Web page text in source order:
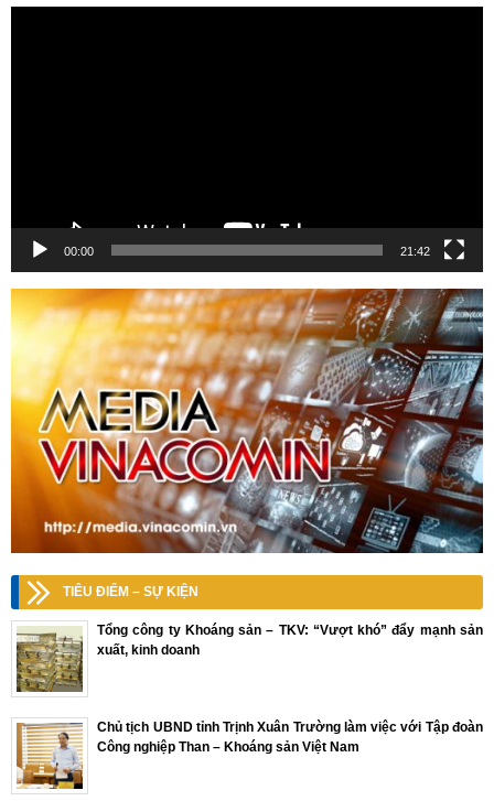
00:00 21:42
TIÊU ĐIỂM – SỰ KIỆN
Tổng công ty Khoáng sản – TKV: “Vượt khó” đẩy mạnh sản
xuất, kinh doanh
Chủ tịch UBND tỉnh Trịnh Xuân Trường làm việc với Tập đoàn
Công nghiệp Than – Khoáng sản Việt Nam